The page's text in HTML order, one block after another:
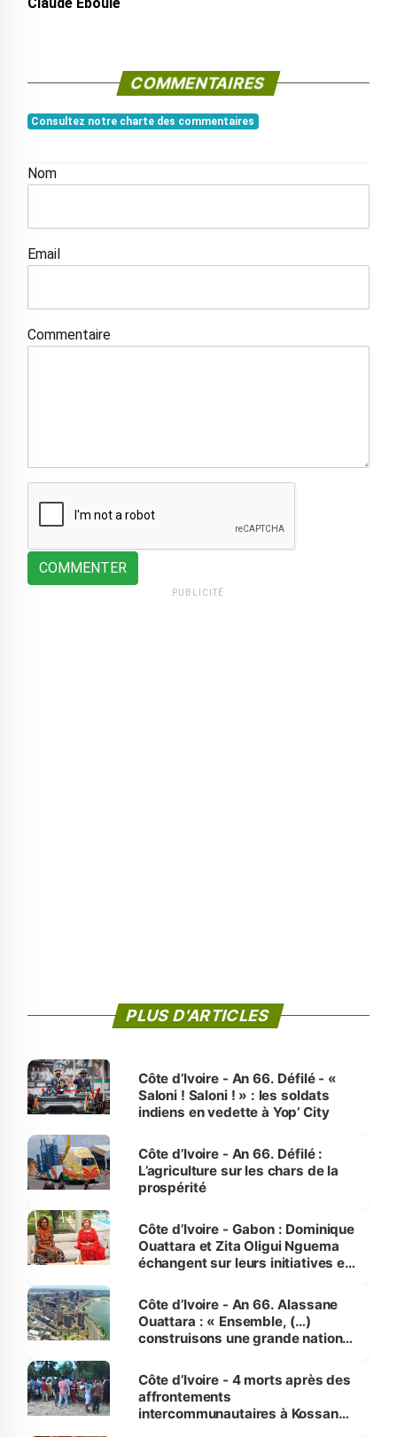
COMMENTAIRES
Consultez notre charte des commentaires
Nom
Email
Commentaire
COMMENTER
PUBLICITÉ
PLUS D'ARTICLES
Côte d’Ivoire - An 66. Défilé - «
Saloni ! Saloni ! » : les soldats
indiens en vedette à Yop’ City
Côte d’Ivoire - An 66. Défilé :
L’agriculture sur les chars de la
prospérité
Côte d’Ivoire - Gabon : Dominique
Ouattara et Zita Oligui Nguema
échangent sur leurs initiatives en
enfants
Côte d’Ivoire - An 66. Alassane
Ouattara : « Ensemble, (…)
construisons une grande nation
générations futures »
Côte d’Ivoire - 4 morts après des
affrontements
intercommunautaires à Kossandji